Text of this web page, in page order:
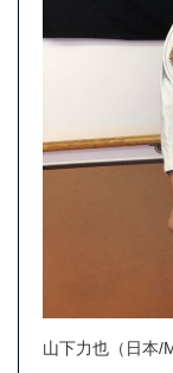
山下力也（日本/